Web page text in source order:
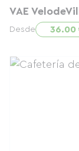
VAE
Desde 36.00